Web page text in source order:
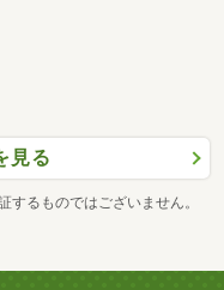
見る
るものではございません。